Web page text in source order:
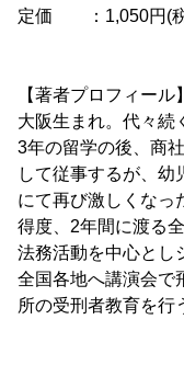
定価 ：1,050円(
【著者プロフィール】
大阪生まれ。代々続
3年の留学の後、商
して従事するが、幼
にて再び激しくなっ
得度、2年間に渡る
法務活動を中心とし
全国各地へ講演会で
所の受刑者教育を行